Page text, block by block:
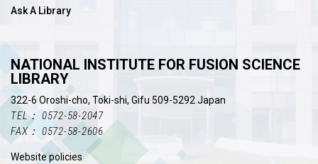
Ask A Library
NATIONAL INSTITUTE FOR FUSION SCIENCE
LIBRARY
322-6 Oroshi-cho, Toki-shi, Gifu 509-5292 Japan
TEL： 0572-58-2047
FAX： 0572-58-2606
Website policies